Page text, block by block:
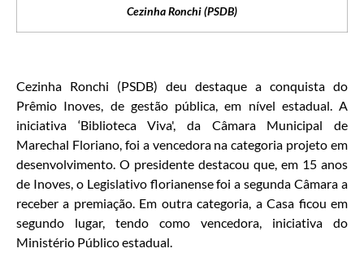
Cezinha Ronchi (PSDB)
Cezinha Ronchi (PSDB) deu destaque a conquista do
Prêmio Inoves, de gestão pública, em nível estadual. A
iniciativa ‘Biblioteca Viva', da Câmara Municipal de
Marechal Floriano, foi a vencedora na categoria projeto em
desenvolvimento. O presidente destacou que, em 15 anos
de Inoves, o Legislativo florianense foi a segunda Câmara a
receber a premiação. Em outra categoria, a Casa ficou em
segundo lugar, tendo como vencedora, iniciativa do
Ministério Público estadual.